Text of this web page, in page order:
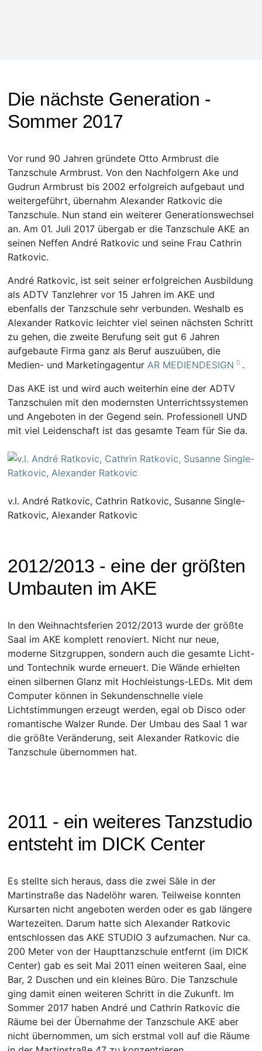
Die nächste Generation -
Sommer 2017
Vor rund 90 Jahren gründete Otto Armbrust die
Tanzschule Armbrust. Von den Nachfolgern Ake und
Gudrun Armbrust bis 2002 erfolgreich aufgebaut und
weitergeführt, übernahm Alexander Ratkovic die
Tanzschule. Nun stand ein weiterer Generationswechsel
an. Am 01. Juli 2017 übergab er die Tanzschule AKE an
seinen Neffen André Ratkovic und seine Frau Cathrin
Ratkovic.
André Ratkovic, ist seit seiner erfolgreichen Ausbildung
als ADTV Tanzlehrer vor 15 Jahren im AKE und
ebenfalls der Tanzschule sehr verbunden. Weshalb es
Alexander Ratkovic leichter viel seinen nächsten Schritt
zu gehen, die zweite Berufung seit gut 6 Jahren
aufgebaute Firma ganz als Beruf auszuüben, die
Medien- und Marketingagentur AR MEDIENDESIGN
.
Das AKE ist und wird auch weiterhin eine der ADTV
Tanzschulen mit den modernsten Unterrichtssystemen
und Angeboten in der Gegend sein. Professionell UND
mit viel Leidenschaft ist das gesamte Team für Sie da.
v.l. André Ratkovic, Cathrin Ratkovic, Susanne Single-
Ratkovic, Alexander Ratkovic
2012/2013 - eine der größten
Umbauten im AKE
In den Weihnachtsferien 2012/2013 wurde der größte
Saal im AKE komplett renoviert. Nicht nur neue,
moderne Sitzgruppen, sondern auch die gesamte Licht-
und Tontechnik wurde erneuert. Die Wände erhielten
einen silbernen Glanz mit Hochleistungs-LEDs. Mit dem
Computer können in Sekundenschnelle viele
Lichtstimmungen erzeugt werden, egal ob Disco oder
romantische Walzer Runde. Der Umbau des Saal 1 war
die größte Veränderung, seit Alexander Ratkovic die
Tanzschule übernommen hat.
2011 - ein weiteres Tanzstudio
entsteht im DICK Center
Es stellte sich heraus, dass die zwei Säle in der
Martinstraße das Nadelöhr waren. Teilweise konnten
Kursarten nicht angeboten werden oder es gab längere
Wartezeiten. Darum hatte sich Alexander Ratkovic
entschlossen das AKE STUDIO 3 aufzumachen. Nur ca.
200 Meter von der Haupttanzschule entfernt (im DICK
Center) gab es seit Mai 2011 einen weiteren Saal, eine
Bar, 2 Duschen und ein kleines Büro. Die Tanzschule
ging damit einen weiteren Schritt in die Zukunft. Im
Sommer 2017 haben André und Cathrin Ratkovic die
Räume bei der Übernahme der Tanzschule AKE aber
nicht übernommen, um sich erstmal voll auf die Räume